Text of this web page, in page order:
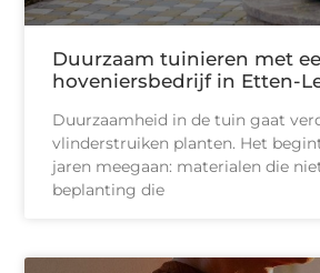
Duurzaam tuinieren met
hoveniersbedrijf in Etten-
Duurzaamheid in de tuin gaat
vlinderstruiken planten. Het
jaren meegaan: materialen die
beplanting die